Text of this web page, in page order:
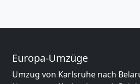
Europa-Umzüge
Umzug von Karlsruhe nach